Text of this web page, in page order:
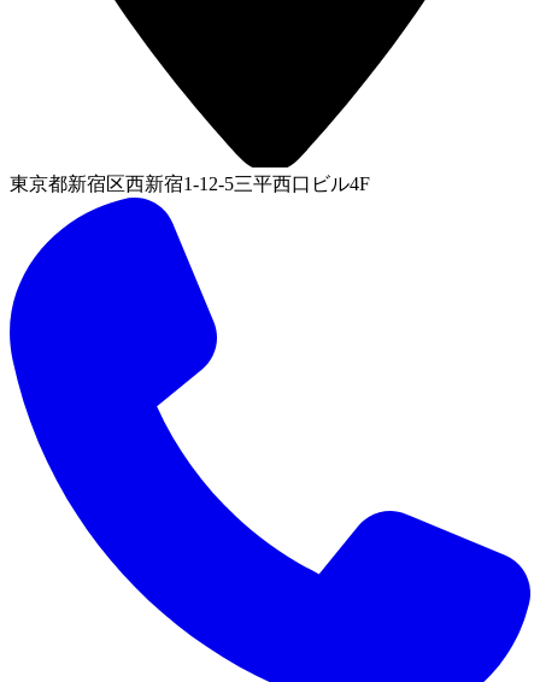
東京都新宿区西新宿1-12-5三平西口ビル4F